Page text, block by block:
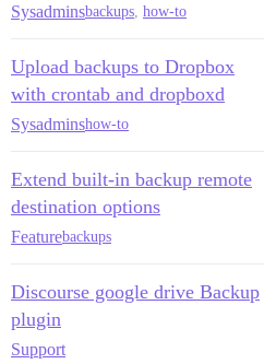
Sysadminsbackups, how-to
Upload backups to Dropbox
with crontab and dropboxd
Sysadminshow-to
Extend built-in backup remote
destination options
Featurebackups
Discourse google drive Backup
plugin
Support